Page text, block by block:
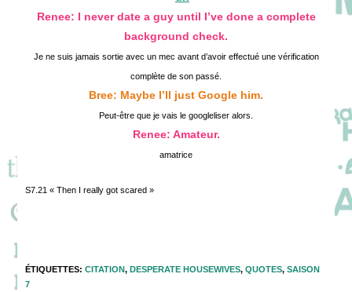
Renee: I never date a guy until I’ve done a complete
background check.
Je ne suis jamais sortie avec un mec avant d’avoir effectué une vérification
complète de son passé.
Bree: Maybe I’ll just Google him.
Peut-être que je vais le googleliser alors.
Renee: Amateur.
amatrice
S7.21 « Then I really got scared »
ÉTIQUETTES:CITATION, DESPERATE HOUSEWIVES, QUOTES, SAISON
7